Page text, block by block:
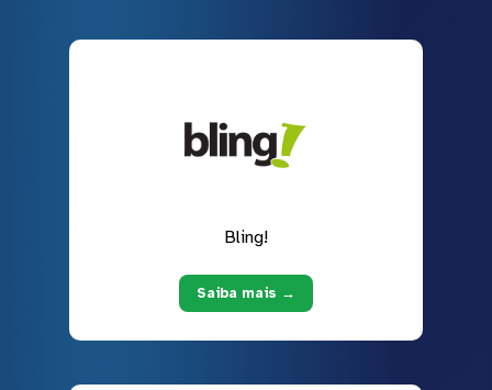
Bling!
Saiba mais →